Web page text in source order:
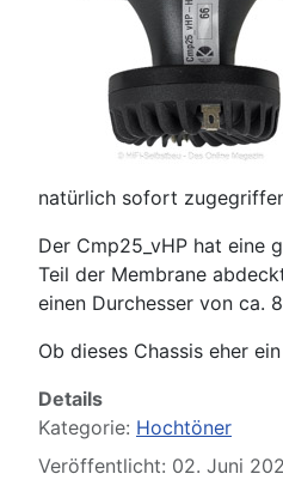
natürlich sofort
Der Cmp25_vHP hat eine
Teil der Membrane
einen Durchesser von ca.
Ob dieses Chassis eher
Details
Kategorie: Hochtöner
Veröffentlicht: 02. Juni